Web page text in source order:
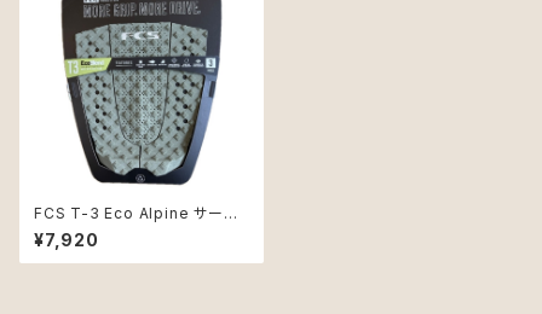
FCS T-3 Eco Alpine サーフィ
ン デッキパッド 3ピース
¥7,920